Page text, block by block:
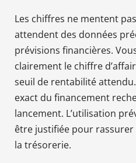
Les chiffres ne mentent
attendent des données
prévisions financières.
clairement le chiffre
seuil de rentabilité
exact du financement
lancement. L’utilisation
être justifiée pour
la trésorerie.